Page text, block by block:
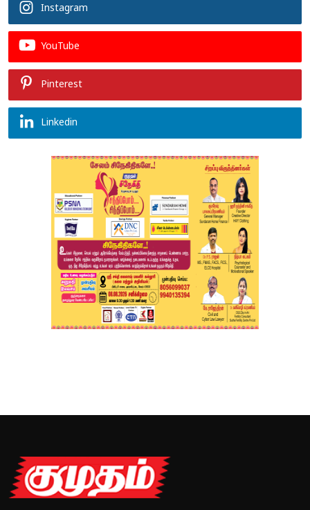
Instagram
YouTube
Pinterest
Linkedin